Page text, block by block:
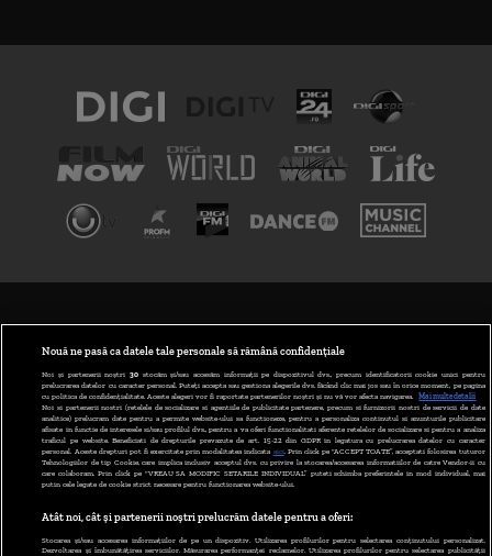
ABONARE DIGI TV
GESTIONAȚI PREFERINȚELE
CODUL DIGI24
CAMERE WEB
CONTACT/INFO
Nouă ne pasă ca datele tale personale să rămână confidențiale
Noi și partenerii noștri 30stocăm și/sau accesăm informații pe dispozitivul dvs., precum identificatorii cookie unici pentru
prelucrarea datelor cu caracter personal. Puteți accepta sau gestiona alegerile dvs. făcând clic mai jos sau în orice moment, pe pagina
cu politica de confidențialitate. Aceste alegeri vor fi raportate partenerilor noștri și nu vă vor afecta navigarea.
Mai multe detalii
Noi si partenerii nostri (retelele de socializare si agentiile de publicitate partenere, precum si furnizorii nostri de servicii de date
analitice) prelucram date pentru a permite website-ului sa functioneze, pentru a personaliza continutul si anunturile publicitare
afisate in functie de interesele si/sau profilul dvs., pentru a va oferi functionalitati aferente retelelor de socializare si pentru a analiza
traficul pe website. Beneficiati de drepturile prevazute de art. 15-22 din GDPR in legatura cu prelucrarea datelor cu caracter
personal. Aceste drepturi pot fi exercitate prin modalitatea indicata aici. Prin click pe “ACCEPT TOATE”, acceptati folosirea tuturor
Tehnologiilor de tip Cookie, care implica inclusiv acceptul dvs. cu privire la stocarea/accesarea informatiilor de catre Vendor-ii cu
care colaboram. Prin click pe “VREAU SA MODIFIC SETARILE INDIVIDUAL” puteti schimba preferintele in mod individual, mai
putin cele legate de cookie strict necesare pentru functionarea website-ului.
Atât noi, cât și partenerii noștri prelucrăm datele pentru a oferi:
Stocarea și/sau accesarea informațiilor de pe un dispozitiv. Utilizarea profilurilor pentru selectarea conținutului personalizat.
Dezvoltarea și îmbunătățirea serviciilor. Măsurarea performanței reclamelor. Utilizarea profilurilor pentru selectarea publicității